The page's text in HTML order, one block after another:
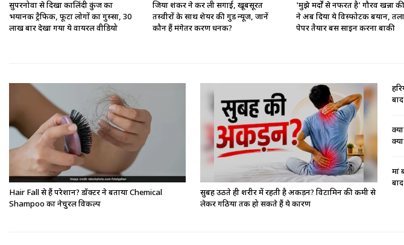
सुपरनोवा से दिखा कालिंदी कुंज का
भयानक ट्रैफिक, फूटा लोगों का गुस्सा, 30
लाख बार देखा गया ये वायरल वीडियो
जिया शंकर ने कर ली सगाई, खूबसूरत
तस्वीरों के साथ शेयर की गुड न्यूज, जानें
कौन हैं मंगेतर करण धनक?
'मुझे मर्दों से नफरत है' गौरव खन्ना
ने अब दिया ये विस्फोटक बयान,
पेपर तैयार बस साइन करना बाकी
Hair Fall से हैं परेशान? डॉक्टर ने बताया Chemical
Shampoo का नेचुरल विकल्प
सुबह उठते ही शरीर में रहती है अकड़न? विटामिन की कमी से
लेकर गठिया तक हो सकते हैं ये कारण
मां